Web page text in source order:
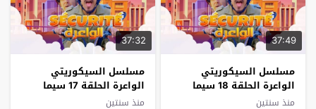
37:49
مسلسل السيكوريتي
الواعرة الحلقة 18 سيما
كلوب
منذ سنتين
37:32
مسلسل السيكوريتي
الواعرة الحلقة 17 سيما
كلوب
منذ سنتين